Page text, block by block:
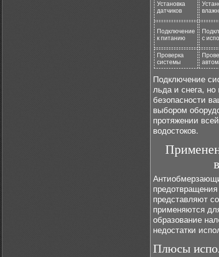
Установка
датчиков
Подключение
к питанию
с
Проверка
системы
Подключение
льда и снега,
безопасности
выбором
протяжении
водостоков.
представляют
применяются
образование
недостатки
Плюсы